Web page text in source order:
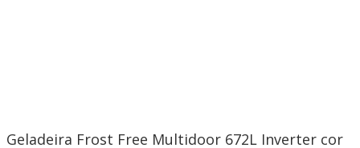
Geladeira Frost Free Multidoor 672L Inverter cor